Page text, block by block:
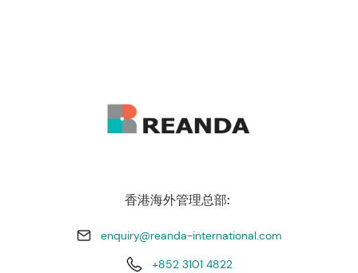
香港海外管理总部:
enquiry@reanda-international.com
+852 3101 4822